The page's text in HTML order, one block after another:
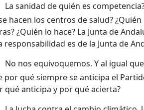
La sanidad de quién es
hacen los centros de salud?
¿Quién lo hace? La Junta de
responsabilidad es de la Junta de
No nos equivoquemos. Y al igual
por qué siempre se anticipa el
qué anticipa y por qué acierta?